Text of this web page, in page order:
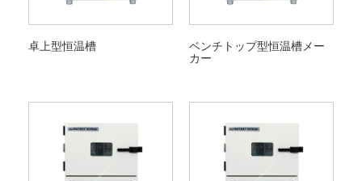
卓上型恒温槽
ベンチトップ型恒温槽メー
カー